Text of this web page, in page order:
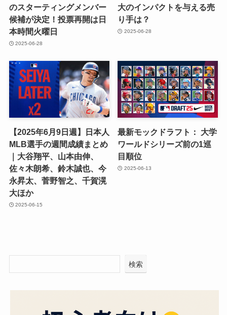
のスターティングメンバー
候補が決定！投票再開は日
本時間火曜日
2025-06-28
大のインパクトを与える売
り手は？
2025-06-28
【2025年6月9日週】日本人
MLB選手の週間成績まとめ
｜大谷翔平、山本由伸、
佐々木朗希、鈴木誠也、今
永昇太、菅野智之、千賀滉
大ほか
2025-06-15
最新モックドラフト： 大学
ワールドシリーズ前の1巡
目順位
2025-06-13
検索